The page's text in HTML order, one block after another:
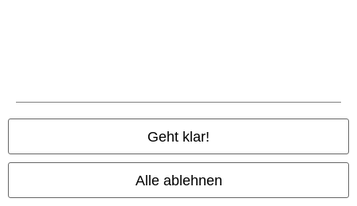
Geht klar!
Alle ablehnen
EMP Online Shops
EMP International